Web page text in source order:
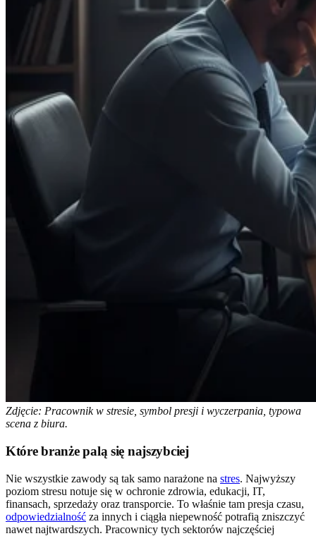
Zdjęcie: Pracownik w stresie, symbol presji i wyczerpania, typowa
scena z biura.
Które branże palą się najszybciej
Nie wszystkie zawody są tak samo narażone na stres. Najwyższy
poziom stresu notuje się w ochronie zdrowia, edukacji, IT,
finansach, sprzedaży oraz transporcie. To właśnie tam presja czasu,
odpowiedzialność za innych i ciągła niepewność potrafią zniszczyć
nawet najtwardszych. Pracownicy tych sektorów najczęściej